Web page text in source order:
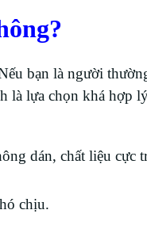
bạn là người
là lựa chọn khá hợp
dán, chất liệu cực
chịu.